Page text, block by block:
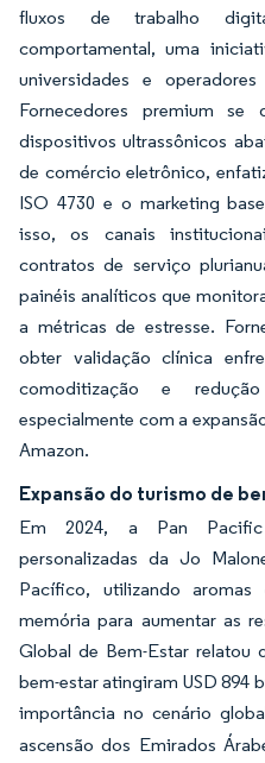
fluxos de trabalho
comportamental, uma
universidades e
Fornecedores premium se
dispositivos ultrassônicos
de comércio eletrônico,
ISO 4730 e o marketing
isso, os canais
contratos de serviço
painéis analíticos que
a métricas de estresse.
obter validação clínica
comoditização e
especialmente com a
Amazon.
Expansão do turismo de
Em 2024, a Pan Pacific
personalizadas da Jo
Pacífico, utilizando
memória para aumentar as
Global de Bem-Estar
bem-estar atingiram USD 894
importância no cenário
ascensão dos Emirados